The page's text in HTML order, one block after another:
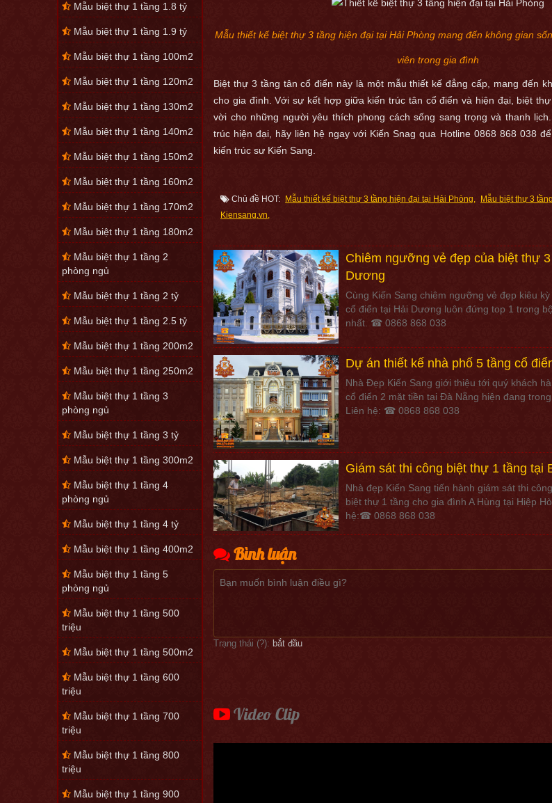
Mẫu biệt thự 1 tầng 1.8 tỷ
Mẫu biệt thự 1 tầng 1.9 tỷ
Mẫu biệt thự 1 tầng 100m2
Mẫu biệt thự 1 tầng 120m2
Mẫu biệt thự 1 tầng 130m2
Mẫu biệt thự 1 tầng 140m2
Mẫu biệt thự 1 tầng 150m2
Mẫu biệt thự 1 tầng 160m2
Mẫu biệt thự 1 tầng 170m2
Mẫu biệt thự 1 tầng 180m2
Mẫu biệt thự 1 tầng 2
phòng ngủ
Mẫu biệt thự 1 tầng 2 tỷ
Mẫu biệt thự 1 tầng 2.5 tỷ
Mẫu biệt thự 1 tầng 200m2
Mẫu biệt thự 1 tầng 250m2
Mẫu biệt thự 1 tầng 3
phòng ngủ
Mẫu biệt thự 1 tầng 3 tỷ
Mẫu biệt thự 1 tầng 300m2
Mẫu biệt thự 1 tầng 4
phòng ngủ
Mẫu biệt thự 1 tầng 4 tỷ
Mẫu biệt thự 1 tầng 400m2
Mẫu biệt thự 1 tầng 5
phòng ngủ
Mẫu biệt thự 1 tầng 500
triệu
Mẫu biệt thự 1 tầng 500m2
Mẫu biệt thự 1 tầng 600
triệu
Mẫu biệt thự 1 tầng 700
triệu
Mẫu biệt thự 1 tầng 800
triệu
Mẫu biệt thự 1 tầng 900
Mẫu thiết kế biệt thự 3 tầng hiện đại tại Hải Phòng mang đến không gian
viên trong gia đình
Biệt thự 3 tầng tân cổ điển này là một mẫu thiết kế đẳng cấp, mang đến
cho gia đình. Với sự kết hợp giữa kiến trúc tân cổ điển và hiện đại, biệt
vời cho những người yêu thích phong cách sống sang trọng và thanh
trúc hiện đại, hãy liên hệ ngay với Kiến Snag qua Hotline 0868 868 038
kiến trúc sư Kiến Sang.
Chủ đề HOT: Mẫu thiết kế biệt thự 3 tầng hiện đại tại Hải Phòng
Mẫu biệt thự 3
Kiensang.vn
Chiêm ngưỡng vẻ đẹp của biệt thự
Dương
Cùng Kiến Sang chiêm ngưỡng vẻ đẹp kiêu
cổ điển tại Hải Dương luôn đứng top 1 trong
nhất. ☎ 0868 868 038
Dự án thiết kế nhà phố 5 tầng cổ
Nhà Đẹp Kiến Sang giới thiệu tới quý khách
cổ điển 2 mặt tiền tại Đà Nẵng hiện đang
Liên hệ: ☎ 0868 868 038
Giám sát thi công biệt thự 1 tầng tại
Nhà đẹp Kiến Sang tiến hành giám sát thi
biệt thự 1 tầng cho gia đình A Hùng tại Hiệp
hệ:☎ 0868 868 038
Bình luận
Trạng thái (?): bắt đầu
Video Clip
Quý khách nếu có nhu cầu tư vấn dịch vụ vui lòng liên hệ
thoại hỗ trợ khách hàng
0868.868.038
Click để được gọi lại